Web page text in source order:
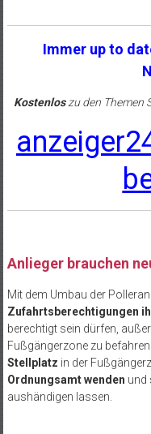
Immer up to
Kostenloszu den Themen
Anlieger brauchen
Mit dem Umbau der
Zufahrtsberechtigungen
berechtigt sein dürfen,
Fußgängerzone zu befahren
Stellplatz in der
Ordnungsamt wenden und
aushändigen lassen.